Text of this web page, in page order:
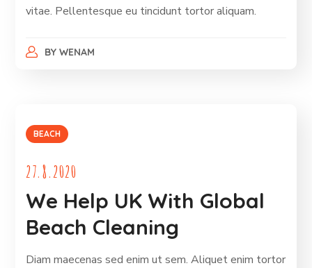
vitae. Pellentesque eu tincidunt tortor aliquam.
BY WENAM
BEACH
27.8.2020
We Help UK With Global
Beach Cleaning
Diam maecenas sed enim ut sem. Aliquet enim tortor